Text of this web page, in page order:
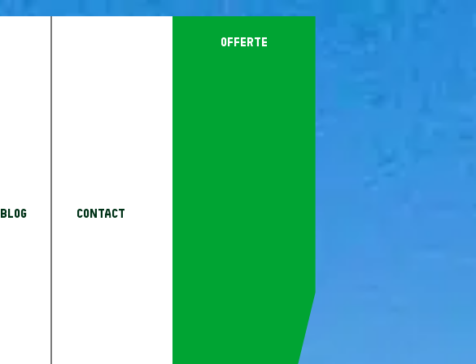
Blog Contact
offerte